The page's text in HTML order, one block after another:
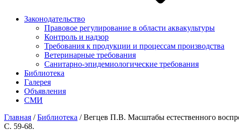
Законодательство
Правовое регулирование в области аквакультуры
Контроль и надзор
Требования к продукции и процессам производства
Ветеринарные требования
Санитарно-эпидемиологические требования
Библиотека
Галерея
Объявления
СМИ
Главная /Библиотека /Вегцев П.В. Масштабы естественного
С. 59-68.